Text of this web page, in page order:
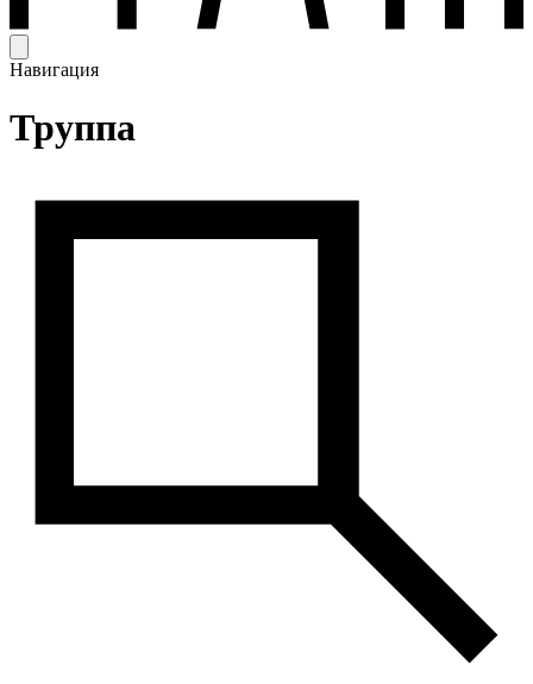
Навигация
Труппа